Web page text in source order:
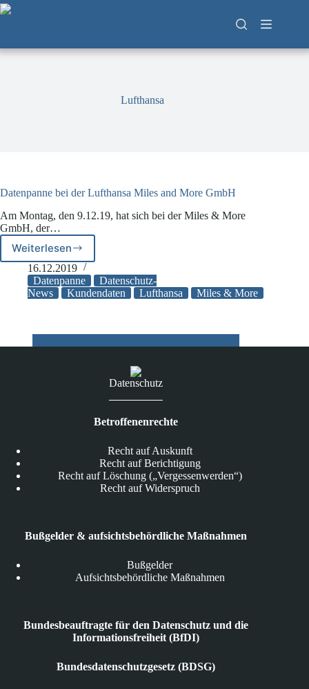
Zum
Inhalt
Lufthansa
Datenpanne bei der Lufthansa Miles and More GmbH
Am Montag, den 9.12.19, hat sich bei der Miles & More
GmbH, der…
WeiterlesenDatenpanne
bei
der
Lufthansa
More
GmbH
16.12.2019
Datenpanne
Datenschutz-
News
Kundendaten Lufthansa Miles & More
Datenschutz
Betroffenenrechte
Recht auf Auskunft
Recht auf Berichtigung
Recht auf Löschung („Vergessenwerden“)
Recht auf Widerspruch
Bußgelder & aufsichtsbehördliche Maßnahmen
Bußgelder
Aufsichtsbehördliche Maßnahmen
Bundesbeauftragte für den Datenschutz und die
Informationsfreiheit (BfDI)
Bundesdatenschutzgesetz (BDSG)